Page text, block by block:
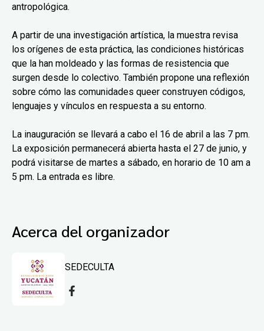
antropológica.
A partir de una investigación artística, la muestra revisa
los orígenes de esta práctica, las condiciones históricas
que la han moldeado y las formas de resistencia que
surgen desde lo colectivo. También propone una reflexión
sobre cómo las comunidades queer construyen códigos,
lenguajes y vínculos en respuesta a su entorno.
La inauguración se llevará a cabo el 16 de abril a las 7 pm.
La exposición permanecerá abierta hasta el 27 de junio, y
podrá visitarse de martes a sábado, en horario de 10 am a
5 pm. La entrada es libre.
Acerca del organizador
SEDECULTA